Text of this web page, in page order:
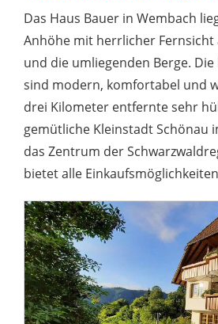
Das Haus Bauer in Wembach
Anhöhe mit herrlicher Fernsicht
und die umliegenden Berge.
sind modern, komfortabel und
drei Kilometer entfernte sehr
gemütliche Kleinstadt Schönau
das Zentrum der
bietet alle